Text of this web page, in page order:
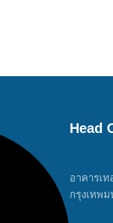
Head
อาคารเ
กรุงเทพ